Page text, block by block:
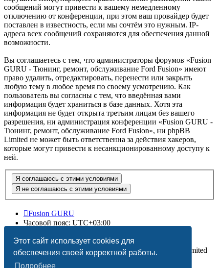
Этот сайт использует cookies для
обеспечения своей корректной работы.
Подробнее
сообщений могут привести к вашему немедленному
отключению от конференции, при этом ваш провайдер будет
поставлен в известность, если мы сочтём это нужным. IP-
адреса всех сообщений сохраняются для обеспечения данной
возможности.
Вы соглашаетесь с тем, что администраторы форумов «Fusion
GURU - Тюнинг, ремонт, обслуживание Ford Fusion» имеют
право удалить, отредактировать, перенести или закрыть
любую тему в любое время по своему усмотрению. Как
пользователь вы согласны с тем, что введённая вами
информация будет храниться в базе данных. Хотя эта
информация не будет открыта третьим лицам без вашего
разрешения, ни администрация конференции «Fusion GURU -
Тюнинг, ремонт, обслуживание Ford Fusion», ни phpBB
Limited не может быть ответственна за действия хакеров,
которые могут привести к несанкционированному доступу к
ней.
Fusion GURU
Часовой пояс: UTC+03:00
Создано на основеphpBB® Forum Software © phpBB Limited